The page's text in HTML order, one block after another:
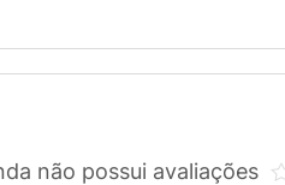
não possui avaliações